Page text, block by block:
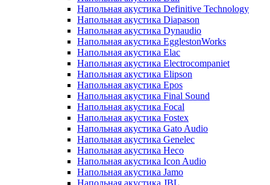
Напольная акустика Definitive Technology
Напольная акустика Diapason
Напольная акустика Dynaudio
Напольная акустика EgglestonWorks
Напольная акустика Elac
Напольная акустика Electrocompaniet
Напольная акустика Elipson
Напольная акустика Epos
Напольная акустика Final Sound
Напольная акустика Focal
Напольная акустика Fostex
Напольная акустика Gato Audio
Напольная акустика Genelec
Напольная акустика Heco
Напольная акустика Icon Audio
Напольная акустика Jamo